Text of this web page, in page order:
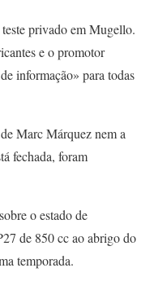
privado em Mugello.
e o promotor
informação» para todas
Marc Márquez nem a
fechada, foram
o estado de
de 850 cc ao abrigo do
temporada.